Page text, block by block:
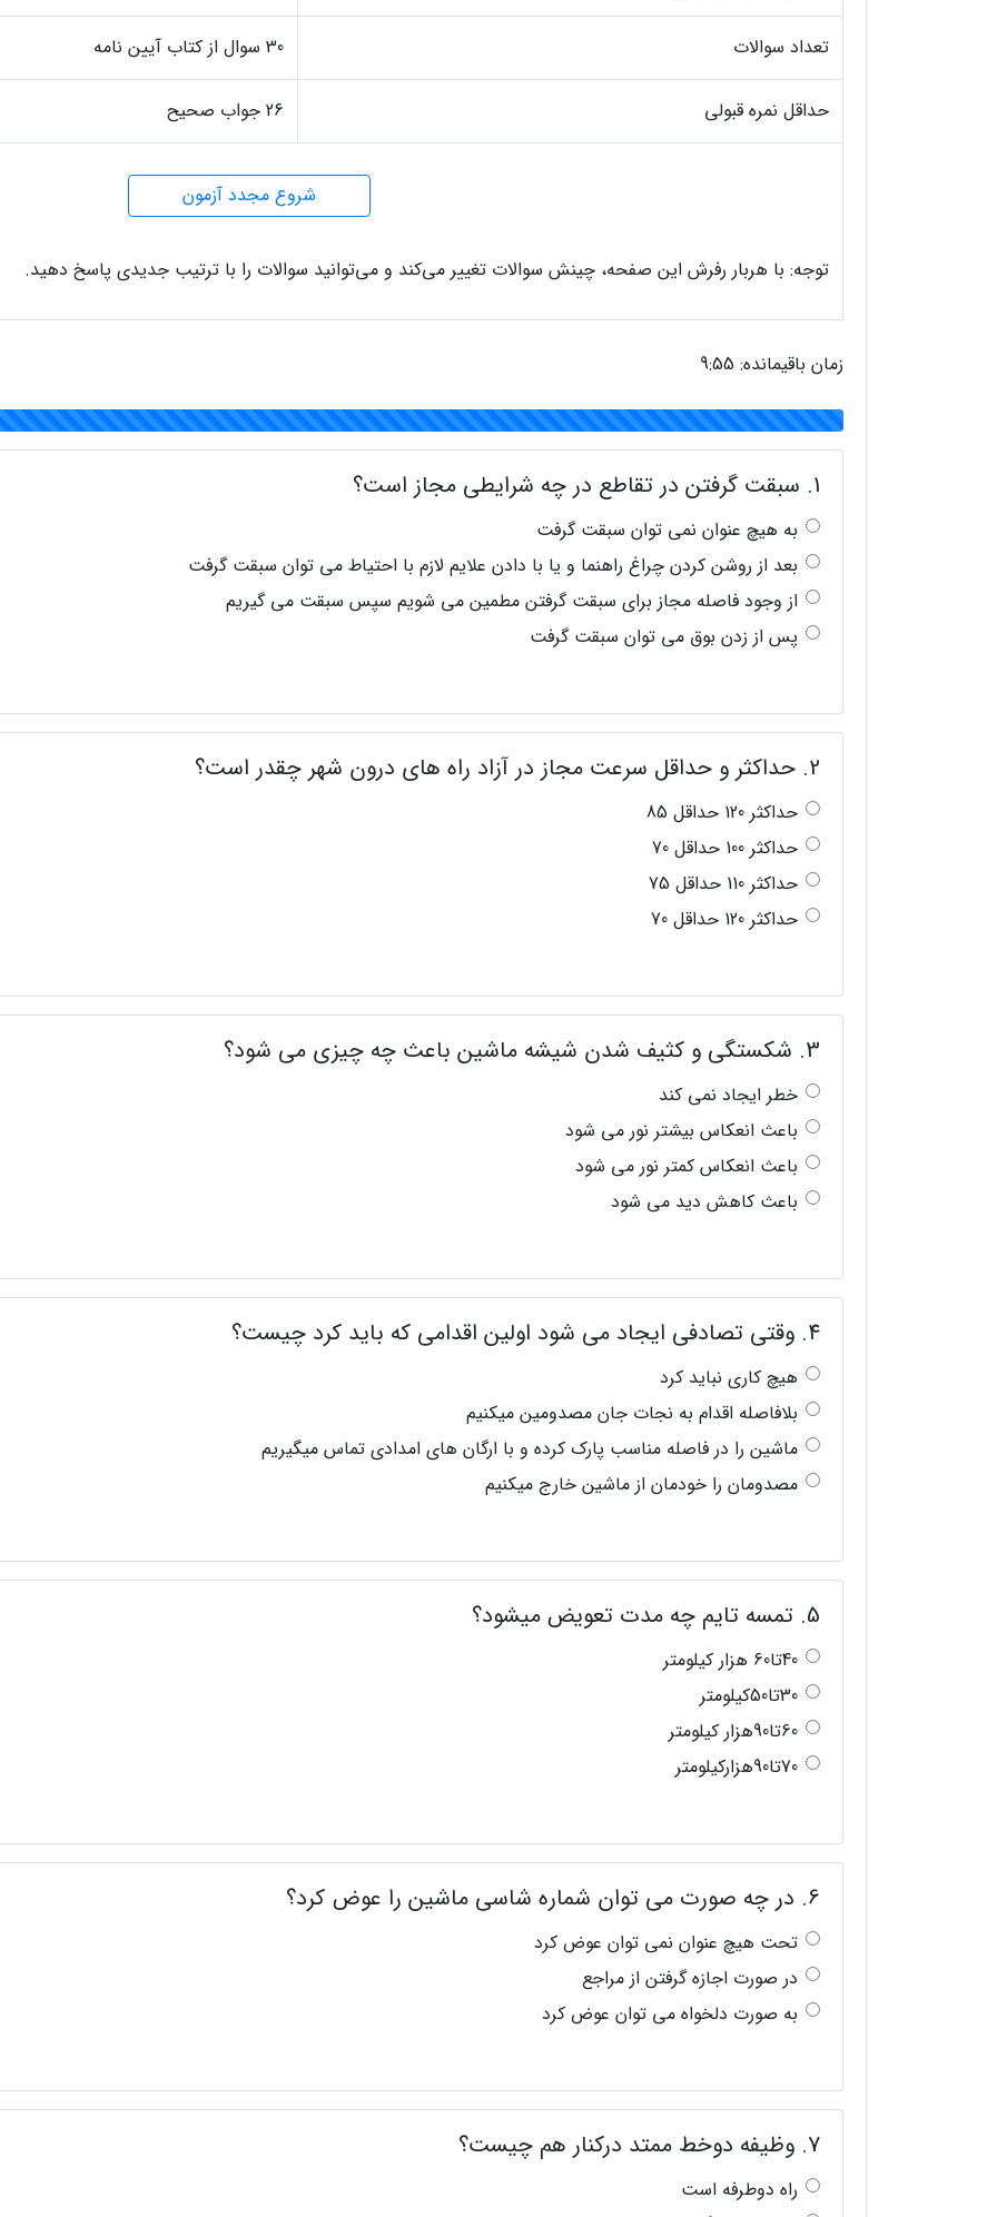
تعداد سوالات 30 سوال از کتاب آیین نامه
حداقل نمره قبولی 26 جواب صحیح
شروع مجدد آزمون
توجه: با هربار رفرش این صفحه، چینش سوالات تغییر می‌کند و می‌توانید سوالات را با ترتیب جدیدی پاسخ دهید.
زمان باقیمانده: 9:54
1. سبقت گرفتن در تقاطع در چه شرایطی مجاز است؟
به هیچ عنوان نمی توان سبقت گرفت
بعد از روشن کردن چراغ راهنما و یا با دادن علايم لازم با احتیاط می توان سبقت گرفت
از وجود فاصله مجاز برای سبقت گرفتن مطمين می شویم سپس سبقت می گیریم
پس از زدن بوق می توان سبقت گرفت
2. حداکثر و حداقل سرعت مجاز در آزاد راه های درون شهر چقدر است؟
حداکثر 120 حداقل 85
حداکثر 100 حداقل 70
حداکثر 110 حداقل 75
حداکثر 120 حداقل 70
3. شکستگی و کثیف شدن شیشه ماشین باعث چه چیزی می شود؟
خطر ایجاد نمی کند
باعث انعکاس بیشتر نور می شود
باعث انعکاس کمتر نور می شود
باعث کاهش دید می شود
4. وقتی تصادفی ایجاد می شود اولین اقدامی که باید کرد چیست؟
هیچ کاری نباید کرد
بلافاصله اقدام به نجات جان مصدومین میکنیم
ماشین را در فاصله مناسب پارک کرده و با ارگان های امدادی تماس میگیریم
مصدومان را خودمان از ماشین خارج میکنیم
5. تمسه تایم چه مدت تعویض میشود؟
40تا60 هزار کیلومتر
30تا50کیلومتر
60تا90هزار کیلومتر
70تا90هزارکیلومتر
6. در چه صورت می توان شماره شاسی ماشین را عوض کرد؟
تحت هیچ عنوان نمی توان عوض کرد
در صورت اجازه گرفتن از مراجع
به صورت دلخواه می توان عوض کرد
7. وظیفه دوخط ممتد درکنار هم چیست؟
راه دوطرفه است